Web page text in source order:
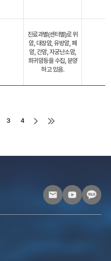
진료과별(센터별)로 위
암, 대장암, 유방암, 폐
암, 간암, 자궁난소암,
희귀암등을 수집, 분양
하고 있음.
3
4